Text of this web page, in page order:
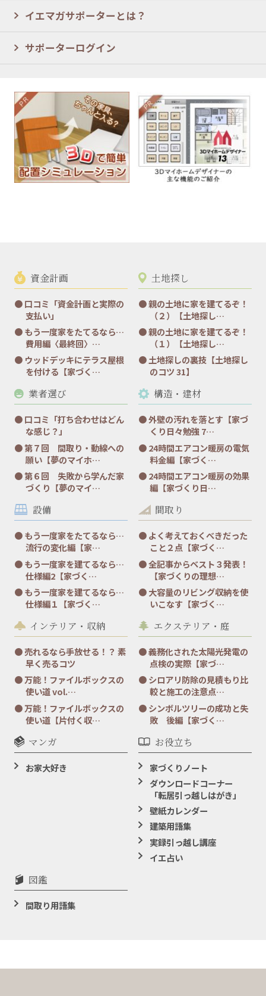
イエマガサポーターとは？
サポーターログイン
資金計画
口コミ「資金計画と実際の
支払い」
もう一度家をたてるなら…
費用編〈最終回〉…
ウッドデッキにテラス屋根
を付ける【家づく…
土地探し
親の土地に家を建てるぞ！
（２）【土地探し…
親の土地に家を建てるぞ！
（１）【土地探し…
土地探しの裏技【土地探し
のコツ 31】
業者選び
口コミ「打ち合わせはどん
な感じ？」
第７回 間取り・動線への
願い【夢のマイホ…
第６回 失敗から学んだ家
づくり【夢のマイ…
構造・建材
外壁の汚れを落とす【家づ
くり日々勉強 7…
24時間エアコン暖房の電気
料金編【家づく…
24時間エアコン暖房の効果
編【家づくり日…
設備
もう一度家をたてるなら…
流行の変化編【家…
もう一度家を建てるなら…
仕様編2【家づく…
もう一度家を建てるなら…
仕様編１【家づく…
間取り
よく考えておくべきだった
こと２点【家づく…
全記事からベスト３発表！
【家づくりの理想…
大容量のリビング収納を使
いこなす【家づく…
インテリア・収納
売れるなら手放せる！？ 素
早く売るコツ
万能！ファイルボックスの
使い道 vol.…
万能！ファイルボックスの
使い道【片付く収…
エクステリア・庭
義務化された太陽光発電の
点検の実際【家づ…
シロアリ防除の見積もり比
較と施工の注意点…
シンボルツリーの成功と失
敗 後編【家づく…
マンガ
お家大好き
お役立ち
家づくりノート
ダウンロードコーナー
「転居引っ越しはがき」
壁紙カレンダー
建築用語集
実録引っ越し講座
イエ占い
図鑑
間取り用語集